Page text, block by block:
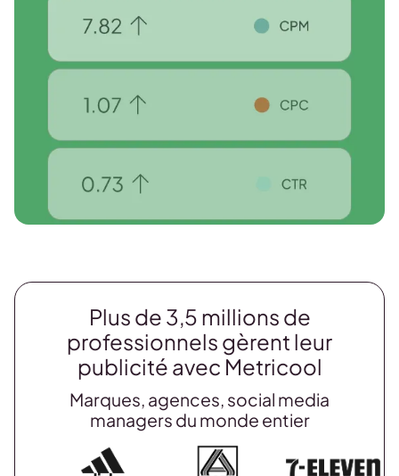
Plus de 3,5 millions de
professionnels gèrent leur
publicité avec Metricool
Marques, agences, social media
managers du monde entier